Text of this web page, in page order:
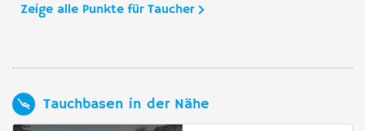
Zeige alle Punkte für Taucher
Tauchbasen in der Nähe